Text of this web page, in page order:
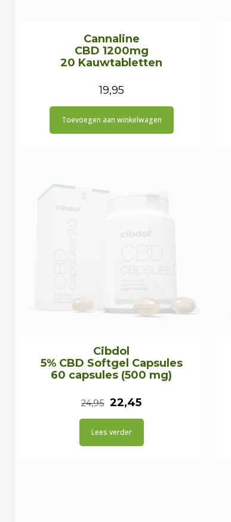
Cannaline
CBD 1200mg
20 Kauwtabletten
19,95
Toevoegen aan winkelwagen
Cibdol
5% CBD Softgel Capsules
60 capsules (500 mg)
24,95 Oorspronkelijke
prijs
22,45Huidige
prijs
Lees verder